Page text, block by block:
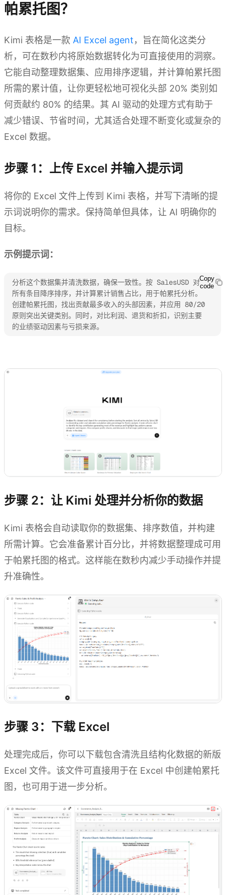
帕累托图？
Kimi 表格是一款 AI Excel agent，旨在简化这类分
析，可在数秒内将原始数据转化为可直接使用的洞察。
它能自动整理数据集、应用排序逻辑，并计算帕累托图
所需的累计值，让你更轻松地可视化头部 20% 类别如
何贡献约 80% 的结果。其 AI 驱动的处理方式有助于
减少错误、节省时间，尤其适合处理不断变化或复杂的
Excel 数据。
步骤 1：上传 Excel 并输入提示词
将你的 Excel 文件上传到 Kimi 表格，并写下清晰的提
示词说明你的需求。保持简单但具体，让 AI 明确你的
目标。
示例提示词：
分析这个数据集并清洗数据，确保一致性。按 SalesUSD 对
所有条目降序排序，并计算累计销售占比，用于帕累托分析。
创建帕累托图，找出贡献最多收入的头部因素，并应用 80/20
原则突出关键类别。同时，对比利润、退货和折扣，识别主要
的业绩驱动因素与亏损来源。
Copy
code
步骤 2：让 Kimi 处理并分析你的数据
Kimi 表格会自动读取你的数据集、排序数值，并构建
所需计算。它会准备累计百分比，并将数据整理成可用
于帕累托图的格式。这样能在数秒内减少手动操作并提
升准确性。
步骤 3：下载 Excel
处理完成后，你可以下载包含清洗且结构化数据的新版
Excel 文件。该文件可直接用于在 Excel 中创建帕累托
图，也可用于进一步分析。